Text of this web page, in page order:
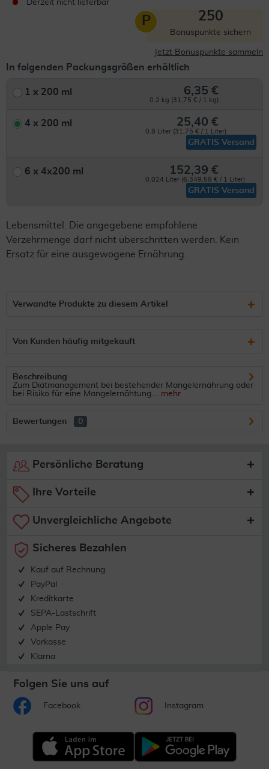
Derzeit nicht lieferbar
P 250
Bonuspunkte sichern
Jetzt Bonuspunkte sammeln
In folgenden Packungsgrößen erhältlich
1 x 200 ml 6,35 €
0.2 kg (31,75 € / 1 kg)
4 x 200 ml 25,40 €
0.8 Liter (31,75 € / 1 Liter)
GRATIS Versand
6 x 4x200 ml 152,39 €
0.024 Liter (6.349,58 € / 1 Liter)
GRATIS Versand
Lebensmittel. Die angegebene empfohlene
Verzehrmenge darf nicht überschritten werden. Kein
Ersatz für eine ausgewogene Ernährung.
Verwandte Produkte zu diesem Artikel
Von Kunden häufig mitgekauft
Beschreibung
Zum Diätmanagement bei bestehender Mangelernährung oder
bei Risiko für eine Mangelernähtung.... mehr
Bewertungen 0
Persönliche Beratung
Ihre Vorteile
Unvergleichliche Angebote
Sicheres Bezahlen
Kauf auf Rechnung
PayPal
Kreditkarte
SEPA-Lastschrift
Apple Pay
Vorkasse
Klarna
Folgen Sie uns auf
Facebook Instagram